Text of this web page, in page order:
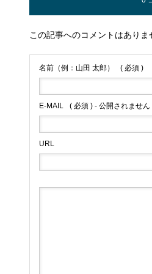
この記事へのコメントはありま
名前（例：山田 太郎） ( 必須 )
E-MAIL ( 必須 ) - 公開されません
URL